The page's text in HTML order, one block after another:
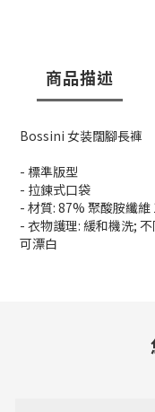
商品描述
Bossini 女装闊腳長褲
- 標準版型
- 拉鍊式口袋
- 材質: 87% 聚酸胺纖
- 衣物護理: 緩和機洗;
可漂白